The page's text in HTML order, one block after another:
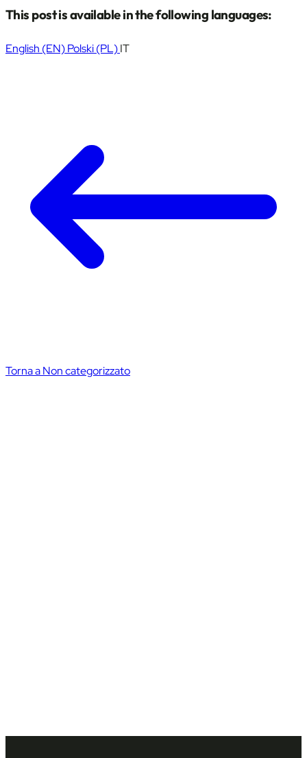
This post is available in the following languages:
English (EN)Polski(PL)IT
Torna a Non categorizzato